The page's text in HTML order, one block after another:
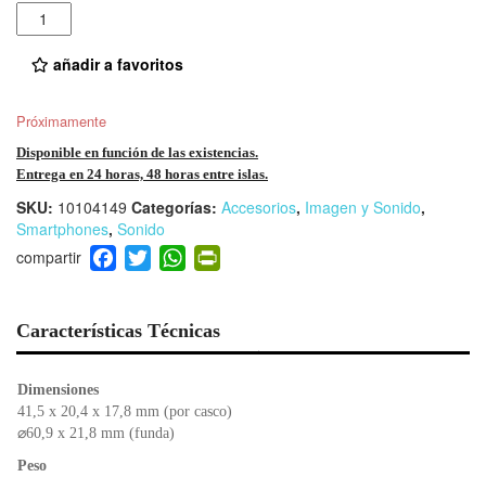
Cantidad
añadir a favoritos
Próximamente
Disponible en función de las existencias.
Entrega en 24 horas, 48 horas entre islas.
SKU: 10104149 Categorías: Accesorios, Imagen y Sonido,
Smartphones, Sonido
F
a
e
b
o
k
T
wi
er
W
h
s
A
p
e
dl
Características Técnicas
Dimensiones
41,5 x 20,4 x 17,8 mm (por casco)
⌀60,9 x 21,8 mm (funda)
Peso